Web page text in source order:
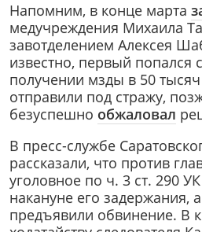
Напомним, в конце марта
медучреждения Михаила
завотделением Алексея
известно, первый попался
получении мзды в 50 тысяч
отправили под стражу,
безуспешно обжаловал
В пресс-службе
рассказали, что против
уголовное по ч. 3 ст. 290
накануне его задержания,
предъявили обвинение. В